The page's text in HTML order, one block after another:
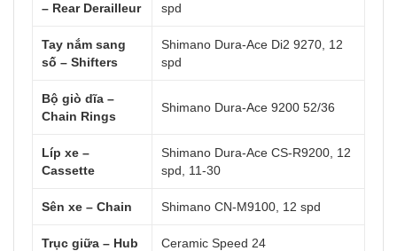
– Rear Derailleur
spd
Tay nắm sang
số – Shifters
Shimano Dura-Ace Di2 9270, 12
spd
Bộ giò dĩa –
Chain Rings
Shimano Dura-Ace 9200 52/36
Líp xe –
Cassette
Shimano Dura-Ace CS-R9200, 12
spd, 11-30
Sên xe – Chain Shimano CN-M9100, 12 spd
Trục giữa – Hub Ceramic Speed 24